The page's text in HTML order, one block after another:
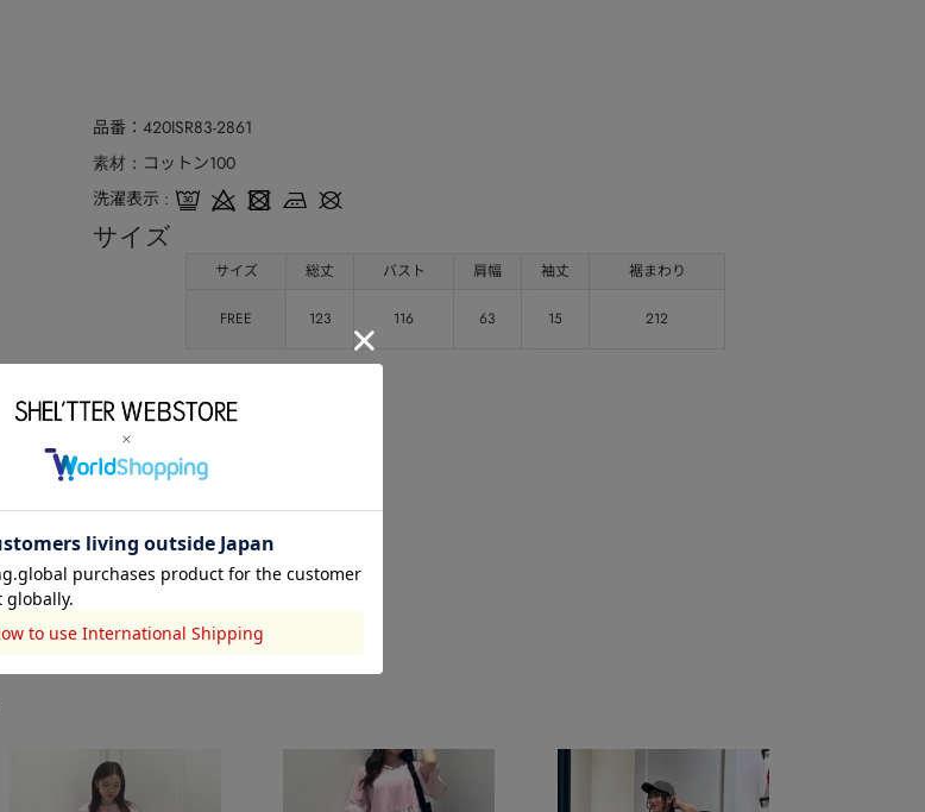
品番 420ISR83-2861
素材
コットン100
洗濯表示
サイズ
サイズ 総丈 バスト 肩幅 袖丈 裾まわり
FREE 123 116 63 15 212